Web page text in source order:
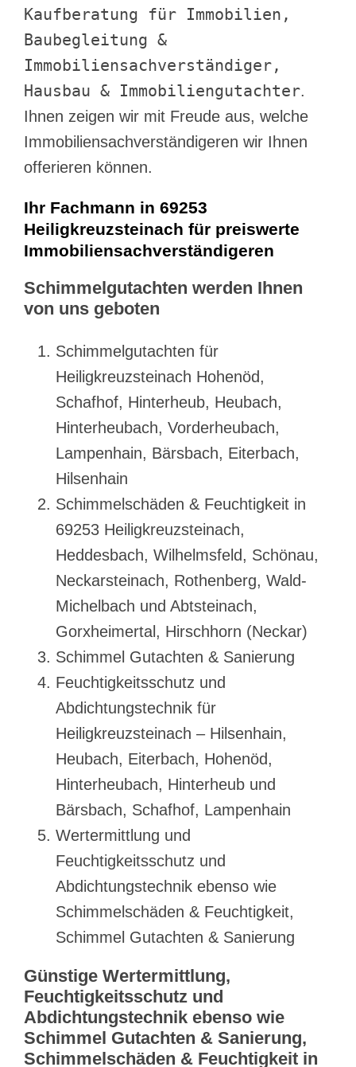
Kaufberatung für Immobilien,
Baubegleitung &
Immobiliensachverständiger,
Hausbau & Immobiliengutachter.
Ihnen zeigen wir mit Freude aus, welche
Immobiliensachverständigeren wir Ihnen
offerieren können.
Ihr Fachmann in 69253
Heiligkreuzsteinach für preiswerte
Immobiliensachverständigeren
Schimmelgutachten werden Ihnen
von uns geboten
Schimmelgutachten für
Heiligkreuzsteinach Hohenöd,
Schafhof, Hinterheub, Heubach,
Hinterheubach, Vorderheubach,
Lampenhain, Bärsbach, Eiterbach,
Hilsenhain
Schimmelschäden & Feuchtigkeit in
69253 Heiligkreuzsteinach,
Heddesbach, Wilhelmsfeld, Schönau,
Neckarsteinach, Rothenberg, Wald-
Michelbach und Abtsteinach,
Gorxheimertal, Hirschhorn (Neckar)
Schimmel Gutachten & Sanierung
Feuchtigkeitsschutz und
Abdichtungstechnik für
Heiligkreuzsteinach – Hilsenhain,
Heubach, Eiterbach, Hohenöd,
Hinterheubach, Hinterheub und
Bärsbach, Schafhof, Lampenhain
Wertermittlung und
Feuchtigkeitsschutz und
Abdichtungstechnik ebenso wie
Schimmelschäden & Feuchtigkeit,
Schimmel Gutachten & Sanierung
Günstige Wertermittlung,
Feuchtigkeitsschutz und
Abdichtungstechnik ebenso wie
Schimmel Gutachten & Sanierung,
Schimmelschäden & Feuchtigkeit in